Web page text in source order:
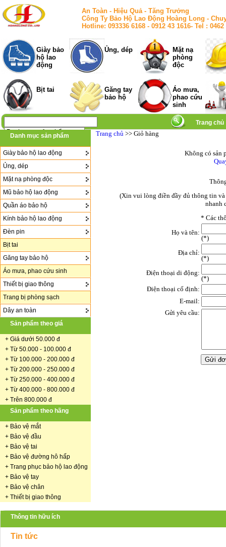
An Toàn - Hiệu Quả - Tăng Trưởng
Công Ty Bảo Hộ Lao Động Hoàng Long -
Hotline: 093336 6168 - 0912 43 1616- Tel :
Giày bảo
hộ lao
động
Ủng, dép
Mặt nạ
phòng
độc
Bịt tai
Găng tay
bảo hộ
Áo mưa,
phao cứu
sinh
Trang chủ
Danh mục sản phẩm
Giày bảo hộ lao động
Ủng, dép
Mặt nạ phòng độc
Mũ bảo hộ lao động
Quần áo bảo hộ
Kính bảo hộ lao động
Đèn pin
Bịt tai
Găng tay bảo hộ
Áo mưa, phao cứu sinh
Thiết bị giao thông
Trang bị phòng sạch
Dây an toàn
Sản phẩm theo giá
+ Giá dưới 50.000 đ
+ Từ 50.000 - 100.000 đ
+ Từ 100.000 - 200.000 đ
+ Từ 200.000 - 250.000 đ
+ Từ 250.000 - 400.000 đ
+ Từ 400.000 - 800.000 đ
+ Trên 800.000 đ
Sản phẩm theo hãng
+ Bảo vệ mắt
+ Bảo vệ đầu
+ Bảo vệ tai
+ Bảo vệ đường hô hấp
+ Trang phục bảo hộ lao động
+ Bảo vệ tay
+ Bảo vệ chân
+ Thiết bị giao thông
Trang chủ >> Giỏ hàng
Không có sản
(Xin vui lòng điền đầy đủ thông tin
nhanh
* Các
Họ và tên:
(*)
Địa chỉ:
(*)
Điện thoại di động:
(*)
Điện thoại cố định:
E-mail:
Gửi yêu cầu:
Thông tin hữu ích
Tin tức